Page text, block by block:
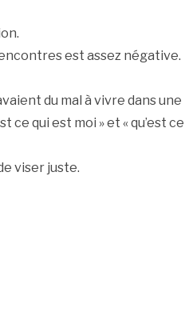
est assez négative.
du mal à vivre dans une
qui est moi » et « qu’est ce
viser juste.